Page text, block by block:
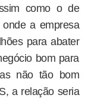
como o de
a empresa
para abater
bom para
não tão bom
a relação seria